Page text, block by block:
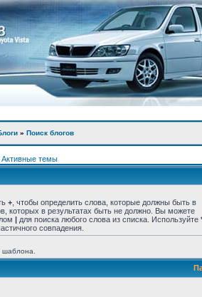
» Поиск блогов
Активные темы
+ , чтобы определить слова, которые должны быть в
которых в результатах быть не должно. Вы можете
| для поиска любого слова из списка. Используйте
совпадения.
шаблона.